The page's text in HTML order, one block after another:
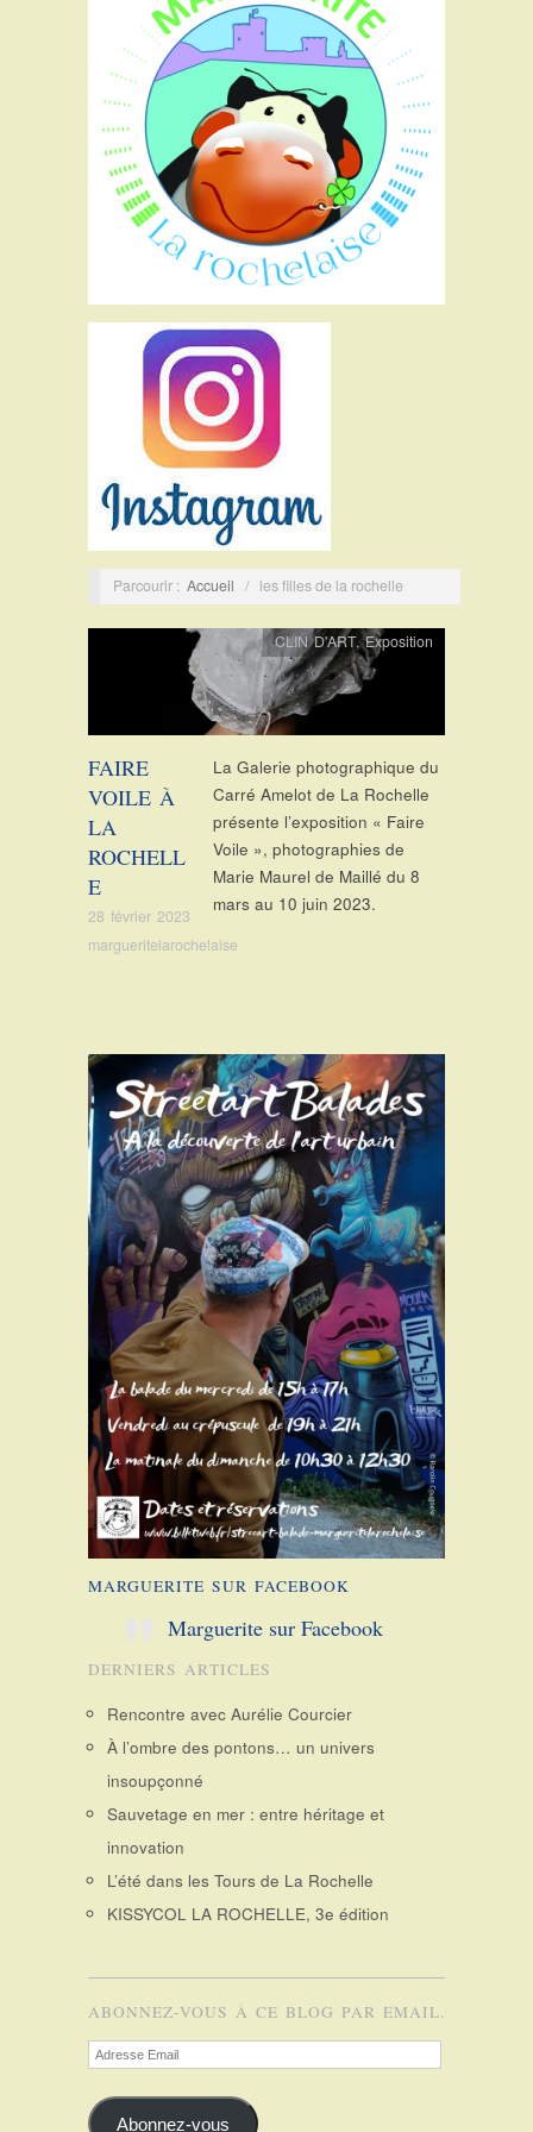
Parcourir : Accueil / les filles de la rochelle
FAIRE
VOILE À
LA
ROCHELL
E
28 février 2023
margueritelarochelaise
CLIN D'ART,Exposition
La Galerie photographique du
Carré Amelot de La Rochelle
présente l’exposition « Faire
Voile », photographies de
Marie Maurel de Maillé du 8
mars au 10 juin 2023.
MARGUERITE SUR FACEBOOK
Marguerite sur Facebook
DERNIERS ARTICLES
Rencontre avec Aurélie Courcier
À l’ombre des pontons… un univers
insoupçonné
Sauvetage en mer : entre héritage et
innovation
L’été dans les Tours de La Rochelle
KISSYCOL LA ROCHELLE, 3e édition
ABONNEZ-VOUS À CE BLOG PAR EMAIL.
Adresse
Email
Abonnez-vous